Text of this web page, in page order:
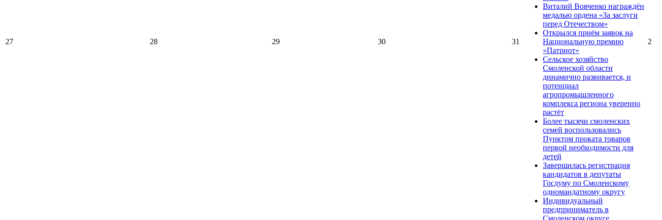
27 28 29 30 31
Виталий Вовченко награждён
медалью ордена «За заслуги
перед Отечеством»
Открылся приём заявок на
Национальную премию
«Патриот»
Сельское хозяйство
Смоленской области
динамично развивается, и
потенциал
агропромышленного
комплекса региона уверенно
растёт
Более тысячи смоленских
семей воспользовались
Пунктом проката товаров
первой необходимости для
детей
Завершилась регистрация
кандидатов в депутаты
Госдуму по Смоленскому
одномандатному округу
Индивидуальный
предприниматель в
2